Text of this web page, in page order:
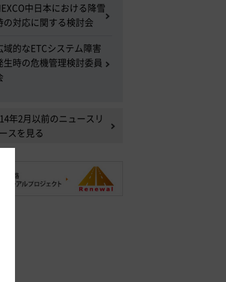
中日本における降雪
の対応に関する検討会
域的なETCシステム障害
生時の危機管理検討委員
年2月以前のニュースリ
スを見る